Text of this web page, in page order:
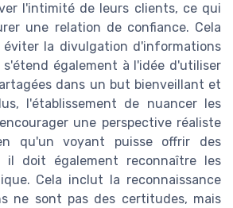
l'intimité de leurs clients, ce qui
une relation de confiance. Cela
éviter la divulgation d'informations
s'étend également à l'idée d'utiliser
dans un but bienveillant et
l'établissement de nuancer les
une perspective réaliste
qu'un voyant puisse offrir des
il doit également reconnaître les
Cela inclut la reconnaissance
ne sont pas des certitudes, mais